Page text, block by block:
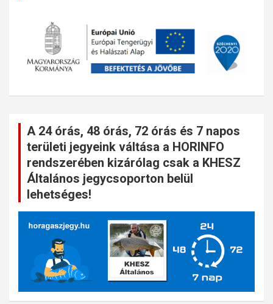
A 24 órás, 48 órás, 72 órás és 7 napos
területi jegyeink váltása a HORINFO
rendszerében kizárólag csak a KHESZ
Általános jegycsoporton belül
lehetséges!